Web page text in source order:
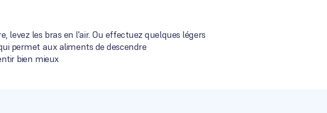
levez les bras en l'air. Ou effectuez quelques légers
permet aux aliments de descendre
bien mieux